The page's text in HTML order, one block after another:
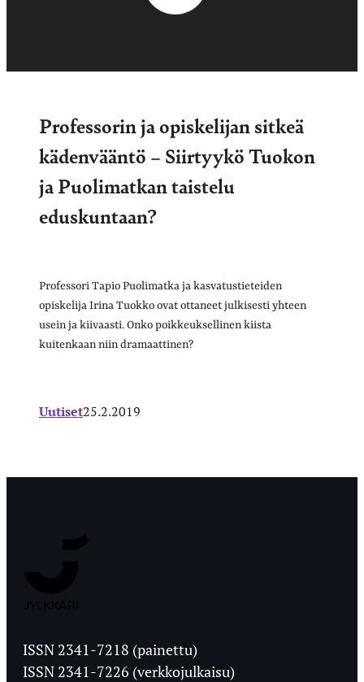
Professorin ja opiskelijan sitkeä
kädenvääntö – Siirtyykö Tuokon
ja Puolimatkan taistelu
eduskuntaan?
Professori Tapio Puolimatka ja kasvatustieteiden
opiskelija Irina Tuokko ovat ottaneet julkisesti yhteen
usein ja kiivaasti. Onko poikkeuksellinen kiista
kuitenkaan niin dramaattinen?
Uutiset25.2.2019
Ylioppilaslehti
ISSN 2341-7218 (painettu)
ISSN 2341-7226 (verkkojulkaisu)